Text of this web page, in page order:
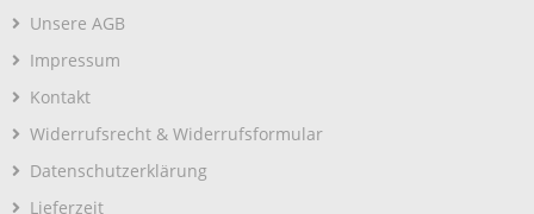
Unsere AGB
Impressum
Kontakt
Widerrufsrecht & Widerrufsformular
Datenschutzerklärung
Lieferzeit